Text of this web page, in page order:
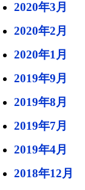
2020年3月
2020年2月
2020年1月
2019年9月
2019年8月
2019年7月
2019年4月
2018年12月